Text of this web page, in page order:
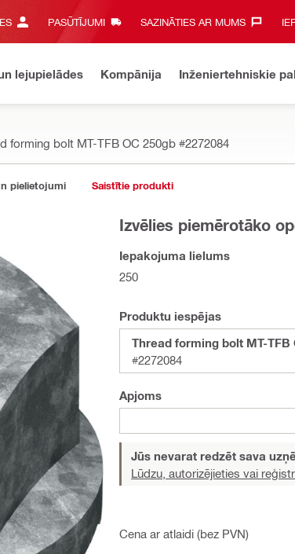
PASŪTĪJUMI SAZINĀTIES AR MUMS‎
lejupielādes Kompānija Inženiertehniskie
forming bolt MT-TFB OC 250gb #2272084
pielietojumi Saistītie produkti
Izvēlies piemērotāko
Iepakojuma lielums
250
Produktu iespējas
Thread forming bolt MT-TFB
#2272084
Apjoms
Jūs nevarat redzēt sava
Lūdzu, autorizējieties vai
Cena ar atlaidi (bez PVN)